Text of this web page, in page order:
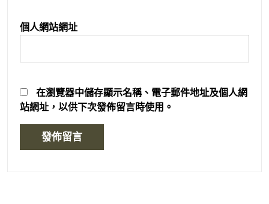
個人網站網址
在瀏覽器中儲存顯示名稱、電子郵件地址及個人網
站網址，以供下次發佈留言時使用。